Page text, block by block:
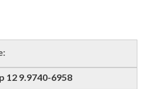
12 9.9740-6958